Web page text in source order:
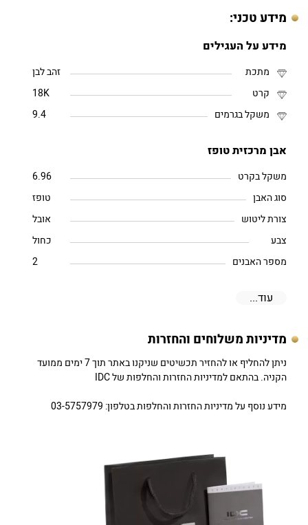
מידע טכני:
מידע על העגילים
מתכת
זהב לבן
קרט
18K
משקל בגרמים
9.4
אבן מרכזית טופז
משקל בקרט
6.96
סוג האבן
טופז
צורת ליטוש
אובל
צבע
כחול
מספר האבנים
2
עוד...
מדיניות משלוחים והחזרות
ניתן להחליף או להחזיר תכשיטים שניקנו באתר תוך 7 ימים ממועד
הקניה. בהתאם למדיניות החזרות והחלפות של IDC
מידע נוסף על מדיניות החזרות והחלפות בטלפון: 03-5757979